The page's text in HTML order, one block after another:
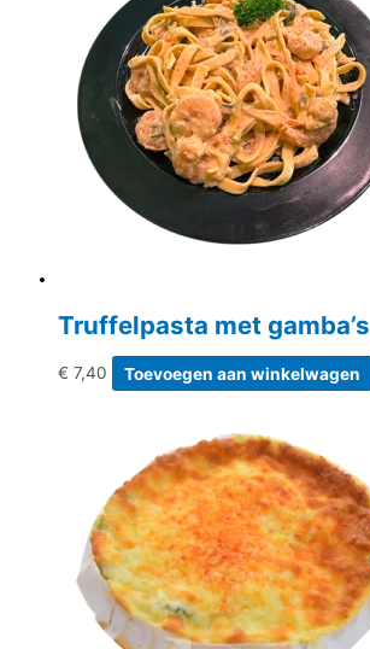
Truffelpasta met gamba’s
€ 7,40 Toevoegen aan winkelwagen